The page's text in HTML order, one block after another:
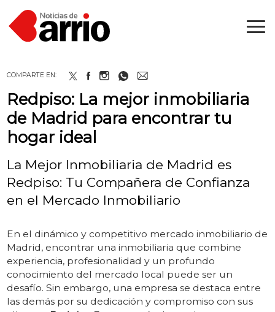
COMPARTE EN:
Redpiso: La mejor inmobiliaria
de Madrid para encontrar tu
hogar ideal
La Mejor Inmobiliaria de Madrid es
Redpiso: Tu Compañera de Confianza
en el Mercado Inmobiliario
En el dinámico y competitivo mercado inmobiliario de
Madrid, encontrar una inmobiliaria que combine
experiencia, profesionalidad y un profundo
conocimiento del mercado local puede ser un
desafío. Sin embargo, una empresa se destaca entre
las demás por su dedicación y compromiso con sus